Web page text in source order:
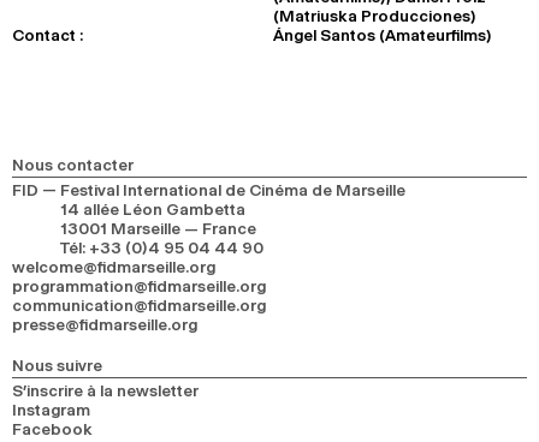
(Matriuska Producciones)
Contact :
Ángel Santos (Amateurfilms)
Nous contacter
FID — Festival International de Cinéma de Marseille
14 allée Léon Gambetta
13001 Marseille — France
Tél: +33 (0)4 95 04 44 90
welcome@fidmarseille.org
programmation@fidmarseille.org
communication@fidmarseille.org
presse@fidmarseille.org
Nous suivre
S’inscrire à la newsletter
Instagram
Facebook